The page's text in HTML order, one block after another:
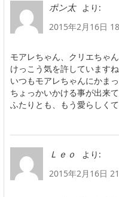
ポン太
より:
2015年2月16日
モアレちゃん、クリエちゃ
けっこう気を許していますね
いつもモアレちゃんにかま
ちょっかいかける事が出来
ふたりとも、もう愛らしくて
Ｌｅｏ
より:
2015年2月16日